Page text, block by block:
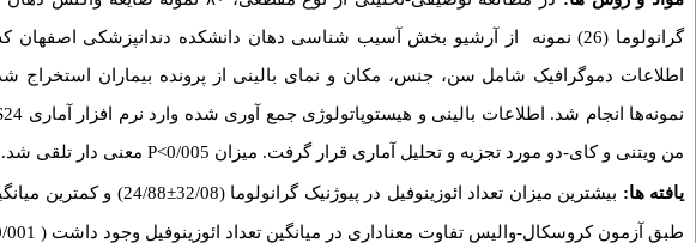
گرانولوما (26) نمونه از آرشیو بخش آسیب شناسی دهان دانشکده دندانپزشکی
اطلاعات دموگرافیک شامل سن، جنس، مکان و نمای بالینی از پرونده بیماران
نمونه‌ها انجام شد. اطلاعات بالینی و هیستوپاتولوژی جمع آوری شده وارد نرم افزار آماری
من ویتنی و کای-دو مورد تجزیه و تحلیل آماری قرار گرفت. میزان 0/005>
P معنی دار تلقی شد.
یافته ها: بیشترین میزان تعداد ائوزینوفیل در پیوژنیک گرانولوما (32/08 ±24/88) و کمترین میانگین تعداد ائوزینوفیل در فیبروم تحریکی (23/22
طبق آزمون کروسکال-والیس تفاوت معناداری در میانگین تعداد ائوزینوفیل وجود داشت ( 0/001=